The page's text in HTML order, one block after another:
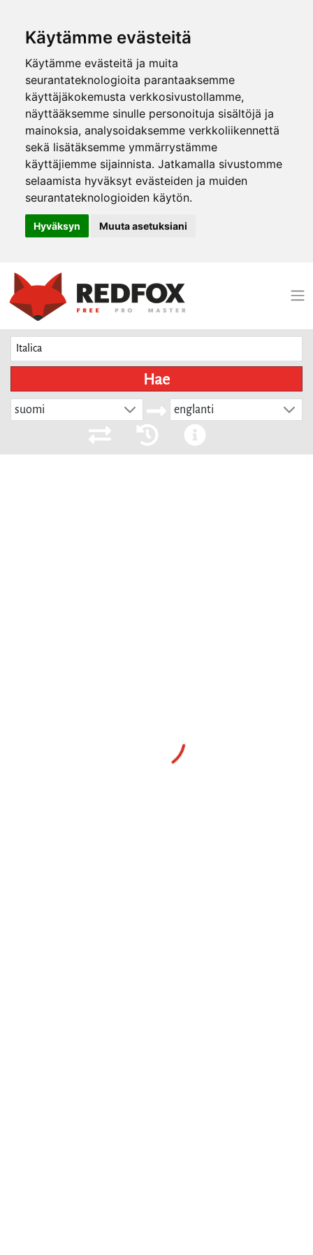
Käytämme evästeitä
Käytämme evästeitä ja muita
seurantateknologioita parantaaksemme
käyttäjäkokemusta verkkosivustollamme,
näyttääksemme sinulle personoituja sisältöjä ja
mainoksia, analysoidaksemme verkkoliikennettä
sekä lisätäksemme ymmärrystämme
käyttäjiemme sijainnista. Jatkamalla sivustomme
selaamista hyväksyt evästeiden ja muiden
seurantateknologioiden käytön.
Hyväksyn Muuta asetuksiani
Hae
suomi englanti